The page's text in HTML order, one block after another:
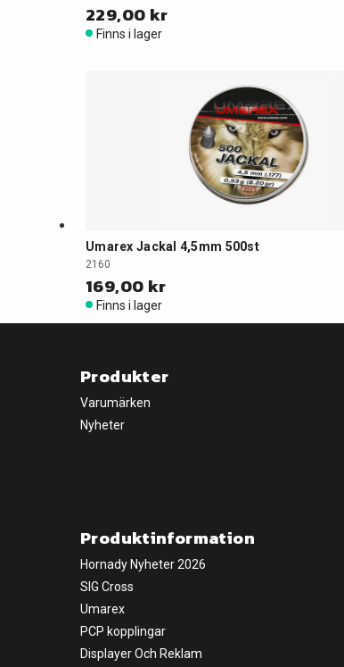
229,00 kr
Finns i lager
Umarex Jackal 4,5mm 500st
2160
169,00 kr
Finns i lager
Produkter
Varumärken
Nyheter
Produktinformation
Hornady Nyheter 2026
SIG Cross
Umarex
PCP kopplingar
Displayer Och Reklam